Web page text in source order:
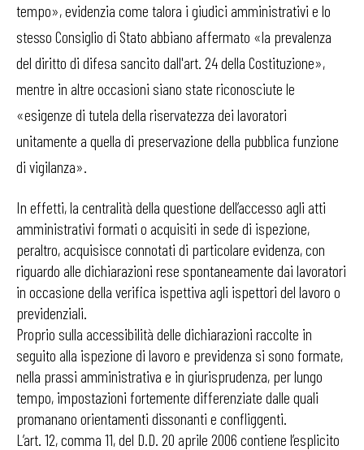
tempo», evidenzia come talora i giudici amministrativi e lo
stesso Consiglio di Stato abbiano affermato «la prevalenza
del diritto di difesa sancito dall'art. 24 della Costituzione»,
mentre in altre occasioni siano state riconosciute le
«esigenze di tutela della riservatezza dei lavoratori
unitamente a quella di preservazione della pubblica funzione
di vigilanza».
In effetti, la centralità della questione dell’accesso agli atti
amministrativi formati o acquisiti in sede di ispezione,
peraltro, acquisisce connotati di particolare evidenza, con
riguardo alle dichiarazioni rese spontaneamente dai lavoratori
in occasione della verifica ispettiva agli ispettori del lavoro o
previdenziali.
Proprio sulla accessibilità delle dichiarazioni raccolte in
seguito alla ispezione di lavoro e previdenza si sono formate,
nella prassi amministrativa e in giurisprudenza, per lungo
tempo, impostazioni fortemente differenziate dalle quali
promanano orientamenti dissonanti e confliggenti.
L’art. 12, comma 11, del D.D. 20 aprile 2006 contiene l’esplicito